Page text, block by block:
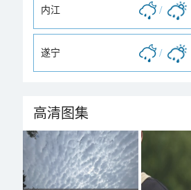
内江 /
遂宁 /
高清图集